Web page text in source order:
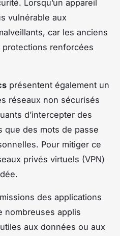
Lorsqu’un appareil
vulnérable aux
car les anciens
renforcées
présentent également un
réseaux non sécurisés
d’intercepter des
que des mots de passe
Pour mitiger ce
privés virtuels (VPN)
des applications
nombreuses applis
aux données ou aux